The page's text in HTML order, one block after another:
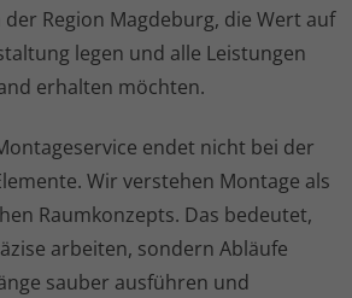
der Region Magdeburg, die Wert auf
legen und alle Leistungen
erhalten möchten.
endet nicht bei der
Wir verstehen Montage als
Raumkonzepts. Das bedeutet,
arbeiten, sondern Abläufe
sauber ausführen und